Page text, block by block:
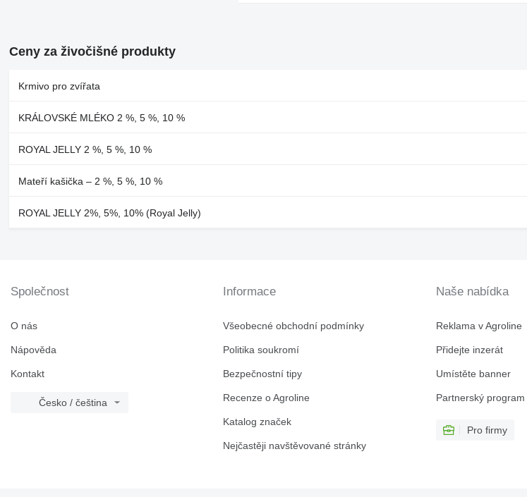
Ceny za živočišné produkty
Krmivo pro zvířata
KRÁLOVSKÉ MLÉKO 2 %, 5 %, 10 %
ROYAL JELLY 2 %, 5 %, 10 %
Mateří kašička – 2 %, 5 %, 10 %
ROYAL JELLY 2%, 5%, 10% (Royal Jelly)
Společnost
O nás
Nápověda
Kontakt
Česko / čeština
Informace
Všeobecné obchodní podmínky
Politika soukromí
Bezpečnostní tipy
Recenze o Agroline
Katalog značek
Nejčastěji navštěvované stránky
Naše nabídka
Reklama v Agroline
Přidejte inzerát
Umístěte banner
Partnerský program
Pro firmy